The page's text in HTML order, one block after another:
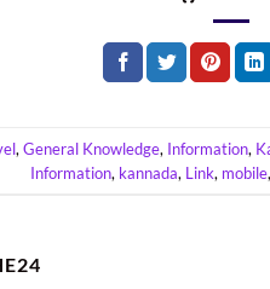
,General Knowledge, Information,
Information, kannada, Link, mobile